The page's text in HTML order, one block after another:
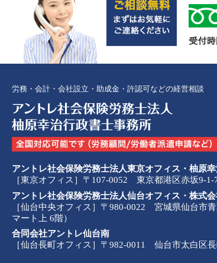
労務・会計・会社設立・助成金・許認可などの経営相談
アントレ社会保険労務士法人東京オフィス・柚原
［東京オフィス］〒107-0052 東京都港区赤坂9-
アントレ社会保険労務士法人仙台オフィス・株式
［仙台中央オフィス］〒980-0022 宮城県仙台市
マート上 6階）
合同会社アントレ仙台南
［仙台長町オフィス］〒982-0011 仙台市太白区